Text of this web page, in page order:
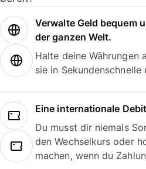
Verwalte Geld bequem
der ganzen Welt.
Halte deine Währungen
sie in Sekundenschnelle
Eine internationale
Du musst dir niemals
den Wechselkurs oder
machen, wenn du